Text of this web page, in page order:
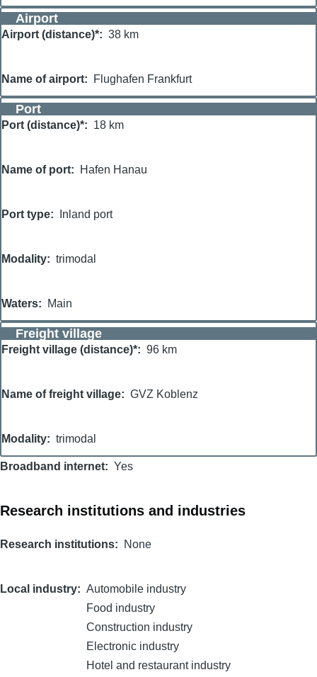
Airport
Airport (distance)* 38 km
Name of airport Flughafen Frankfurt
Port
Port (distance)* 18 km
Name of port Hafen Hanau
Port type Inland port
Modality trimodal
Waters Main
Freight village
Freight village (distance)* 96 km
Name of freight village GVZ Koblenz
Modality trimodal
Broadband internet Yes
Research institutions and industries
Research institutions None
Local industry
Automobile industry
Food industry
Construction industry
Electronic industry
Hotel and restaurant industry